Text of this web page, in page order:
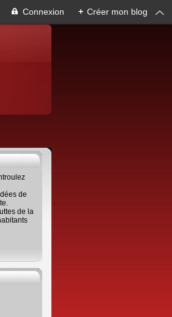
Connexion + Créer mon blog
de
de la